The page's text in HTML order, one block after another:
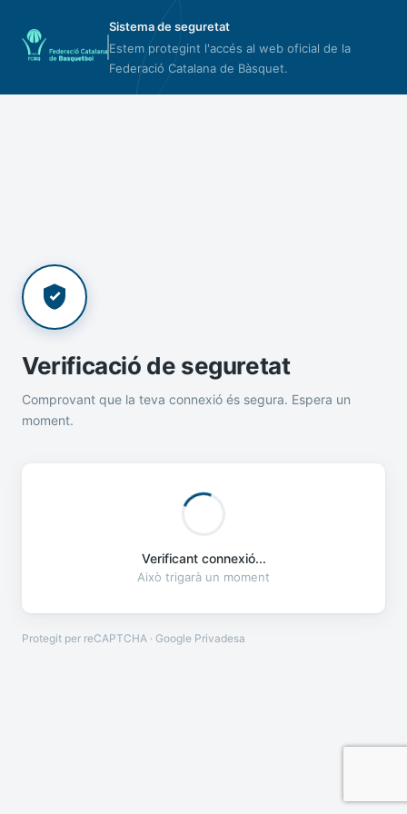
Sistema de seguretat
Estem protegint l'accés al web oficial de la
Federació Catalana de Bàsquet.
Verificació de seguretat
Comprovant que la teva connexió és segura. Espera un
moment.
Verificant connexió...
Això trigarà un moment
Protegit per reCAPTCHA · Google Privadesa